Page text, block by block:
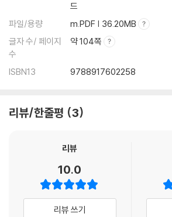
드
파일/용량
m.PDF | 36.20MB
글자 수/ 페이지
수
약 104쪽
ISBN13 9788917602258
리뷰/한줄평 3
리뷰
10.0
리뷰 쓰기